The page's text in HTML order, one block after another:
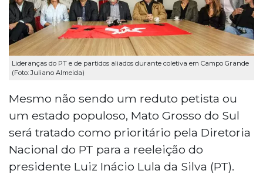
Lideranças do PT e de partidos aliados durante coletiva em Campo Grande
(Foto: Juliano Almeida)
Mesmo não sendo um reduto petista ou
um estado populoso, Mato Grosso do Sul
será tratado como prioritário pela Diretoria
Nacional do PT para a reeleição do
presidente Luiz Inácio Lula da Silva (PT).